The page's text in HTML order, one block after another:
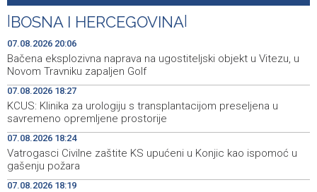
19:03
Sarajevo Film Festival presents Kinoscope and
Kinoscope Surreal programs
19:00 Najave događaja za 8. 8. 2026. godine (subota)
18:58
Fire breaks out across more than 40 hectares in Grude,
firefighters and Air Tractors on the ground
18:55
Zelenski doputovao u Beograd, sutra sastanak s
Vučićem
18:32
Second Air Tractor joins firefighting efforts in Konjic,
third expected on Saturday
BOSNA I HERCEGOVINA
07.08.2026 20:06
Bačena eksplozivna naprava na ugostiteljski objekt u Vitezu, u
Novom Travniku zapaljen Golf
07.08.2026 18:27
KCUS: Klinika za urologiju s transplantacijom preseljena u
savremeno opremljene prostorije
07.08.2026 18:24
Vatrogasci Civilne zaštite KS upućeni u Konjic kao ispomoć u
gašenju požara
07.08.2026 18:19